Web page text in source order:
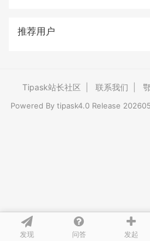
发现 问答 发起
推荐用户
Tipask站长社区 联系我们
Powered By tipask4.0Release